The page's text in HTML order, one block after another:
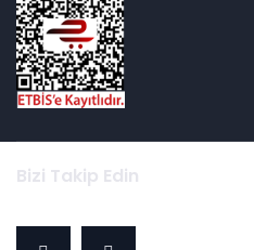
Bizi Takip Edin